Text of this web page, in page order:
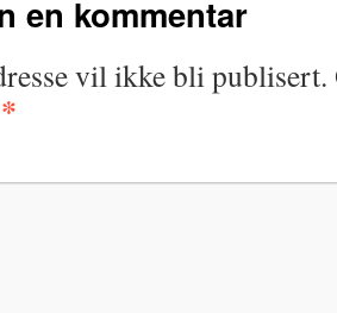
en kommentar
vil ikke bli publisert.
*